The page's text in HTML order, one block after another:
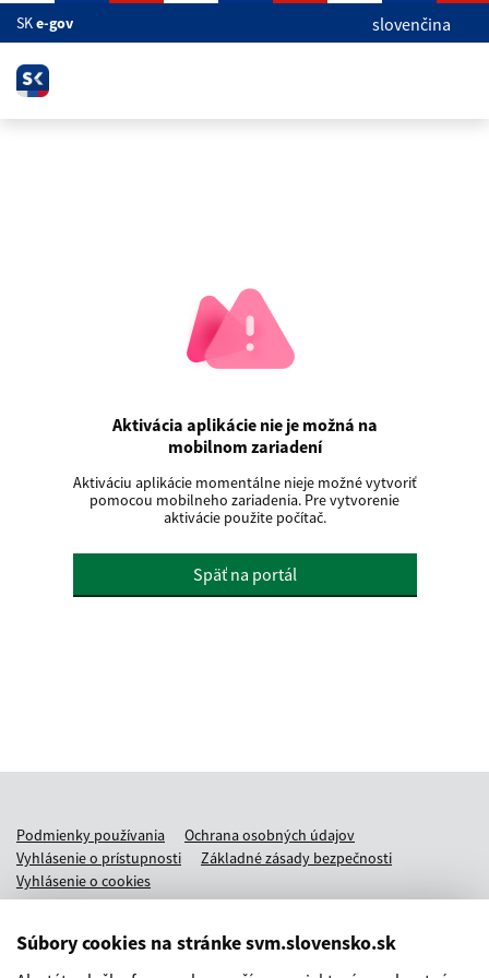
Skip to main content
SKe-gov slovenčina
Aktivácia aplikácie nie je možná na
mobilnom zariadení
Aktiváciu aplikácie momentálne nieje možné vytvoriť
pomocou mobilneho zariadenia. Pre vytvorenie
aktivácie použite počítač.
Späť na portál
Päta
Podmienky používania
Ochrana osobných údajov
Vyhlásenie o prístupnosti
Základné zásady bezpečnosti
Vyhlásenie o cookies
rozvoja a informatizácie SR.
Zákaznícky kontakt:slovensko@helpdesk.gov.sk,+421 235 803 083
Súbory cookies na stránke svm.slovensko.sk